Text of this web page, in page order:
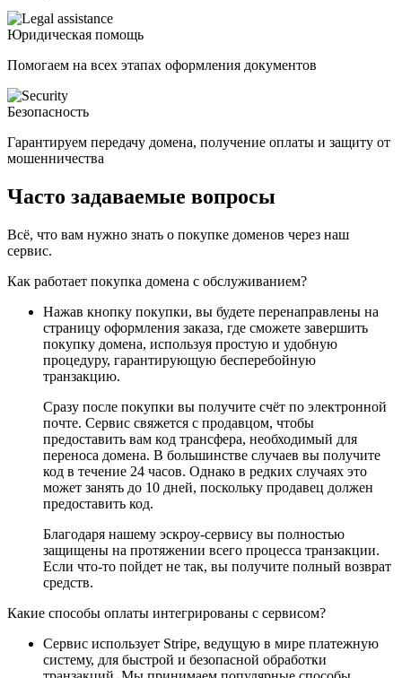
Юридическая помощь
Помогаем на всех этапах оформления документов
Безопасность
Гарантируем передачу домена, получение оплаты и защиту от
мошенничества
Часто задаваемые вопросы
Всё, что вам нужно знать о покупке доменов через наш
сервис.
Как работает покупка домена с обслуживанием?
Нажав кнопку покупки, вы будете перенаправлены на
страницу оформления заказа, где сможете завершить
покупку домена, используя простую и удобную
процедуру, гарантирующую бесперебойную
транзакцию.
Сразу после покупки вы получите счёт по электронной
почте. Сервис свяжется с продавцом, чтобы
предоставить вам код трансфера, необходимый для
переноса домена. В большинстве случаев вы получите
код в течение 24 часов. Однако в редких случаях это
может занять до 10 дней, поскольку продавец должен
предоставить код.
Благодаря нашему эскроу-сервису вы полностью
защищены на протяжении всего процесса транзакции.
Если что-то пойдет не так, вы получите полный возврат
средств.
Какие способы оплаты интегрированы с сервисом?
Сервис использует Stripe, ведущую в мире платежную
систему, для быстрой и безопасной обработки